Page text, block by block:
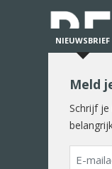
De
NIEUWSBRIEF
Meld
Schrijf
E-